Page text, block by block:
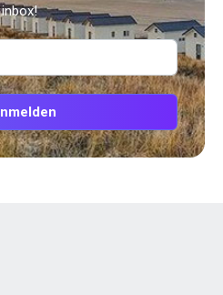
inbox!